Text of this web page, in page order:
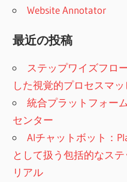
Website Annotator
最近の投稿
ステップワイズフロ
した視覚的プロセスマ
統合プラットフォー
センター
AIチャットボット：
として扱う包括的なス
リアル